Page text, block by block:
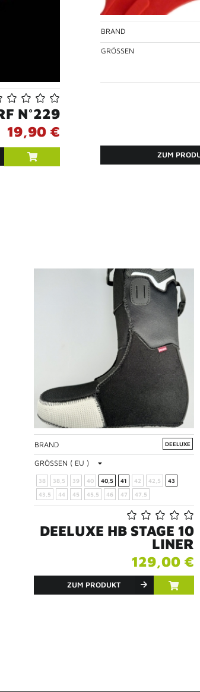
N°229
19,90 €
BRAND
GRÖSSEN
ZUM
BRAND DEELUXE
GRÖSSEN ( EU )
38 38,5 39 40 40,5 41 42 42,5 43
43,5 44 45 45,5 46 47 47,5
DEELUXE HB STAGE 10
LINER
129,00 €
ZUM PRODUKT